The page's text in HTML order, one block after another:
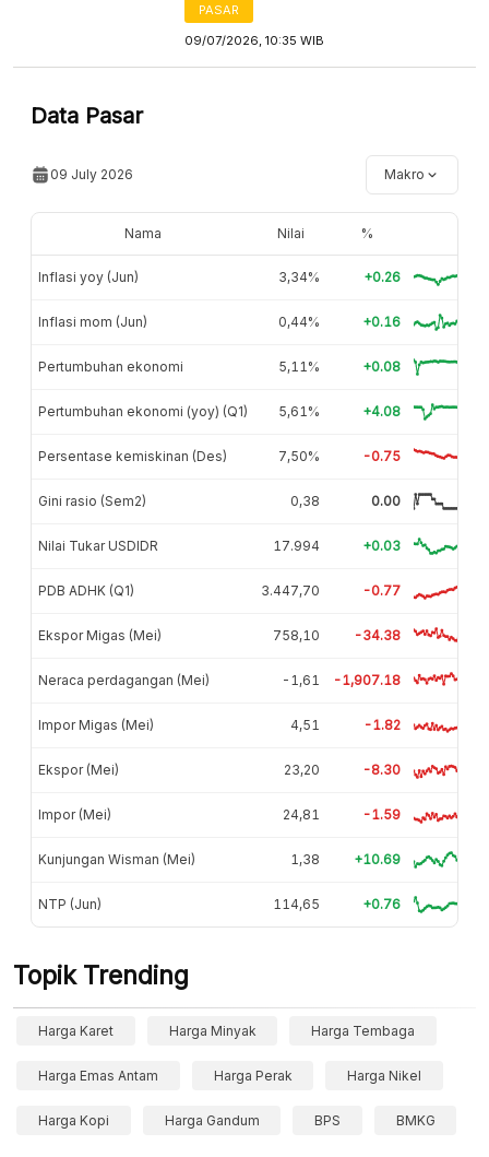
PASAR
09/07/2026, 10:35 WIB
Data Pasar
09 July 2026 Makro
Nama Nilai %
Inflasi yoy (Jun) 3,34% +0.26
Inflasi mom (Jun) 0,44% +0.16
Pertumbuhan ekonomi 5,11% +0.08
Pertumbuhan ekonomi (yoy) (Q1) 5,61% +4.08
Persentase kemiskinan (Des) 7,50% -0.75
Gini rasio (Sem2) 0,38 0.00
Nilai Tukar USDIDR 17.994 +0.03
PDB ADHK (Q1) 3.447,70 -0.77
Ekspor Migas (Mei) 758,10 -34.38
Neraca perdagangan (Mei) -1,61 -1,907.18
Impor Migas (Mei) 4,51 -1.82
Ekspor (Mei) 23,20 -8.30
Impor (Mei) 24,81 -1.59
Kunjungan Wisman (Mei) 1,38 +10.69
NTP (Jun) 114,65 +0.76
Topik Trending
Harga Karet Harga Minyak Harga Tembaga
Harga Emas Antam Harga Perak Harga Nikel
Harga Kopi Harga Gandum BPS BMKG